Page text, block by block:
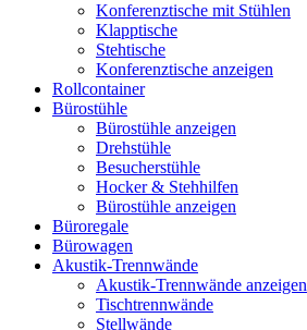
Konferenztische mit Stühlen
Klapptische
Stehtische
Konferenztische anzeigen
Rollcontainer
Bürostühle
Bürostühle anzeigen
Drehstühle
Besucherstühle
Hocker & Stehhilfen
Bürostühle anzeigen
Büroregale
Bürowagen
Akustik-Trennwände
Akustik-Trennwände anzeigen
Tischtrennwände
Stellwände